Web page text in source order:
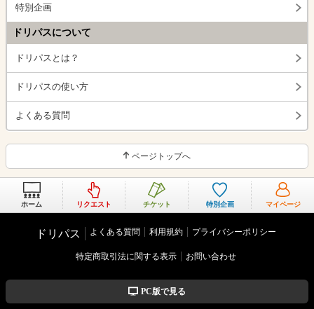
特別企画
ドリパスについて
ドリパスとは？
ドリパスの使い方
よくある質問
ページトップへ
ホーム リクエスト チケット 特別企画 マイページ
ドリパス よくある質問 利用規約 プライバシーポリシー
特定商取引法に関する表示 お問い合わせ
PC版で見る